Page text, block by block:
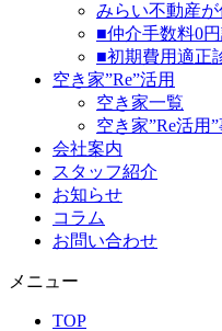
みらい不動産
■仲介手数料0
■初期費用適正
空き家”Re”活用
空き家一覧
空き家”Re活用”
会社案内
スタッフ紹介
お知らせ
コラム
お問い合わせ
メニュー
TOP